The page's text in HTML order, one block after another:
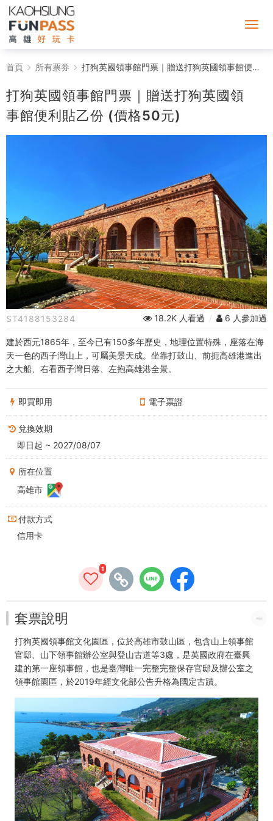
打
狗
英
國
館
門
票
｜
贈
送
打
狗
英
國
領
事
館
便
利
份
(價
格
50
元)
高
雄
好
首頁 所有票券 打狗英國領事館門票｜贈送打狗英國領事館便利貼乙份 (價格50元)
打狗英國領事館門票｜贈送打狗英國領
事館便利貼乙份 (價格50元)
ST4188153284 18.2K 人看過 / 6 人參加過
建於西元1865年，至今已有150多年歷史，地理位置特殊，座落在海
天一色的西子灣山上，可屬美景天成。坐靠打鼓山、前扼高雄港進出
之大船、右看西子灣日落、左抱高雄港全景。
即買即用 電子票證
兌換效期
即日起 ~ 2027/08/07
所在位置
高雄市
付款方式
信用卡
1
套票說明
打狗英國領事館文化園區，位於高雄市鼓山區，包含山上領事館
官邸、山下領事館辦公室與登山古道等3處，是英國政府在臺興
建的第一座領事館，也是臺灣唯一完整完整保存官邸及辦公室之
領事館園區，於2019年經文化部公告升格為國定古蹟。